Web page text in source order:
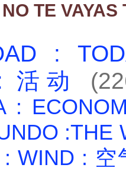
NO TE
:
活动
:
:THE
: WIND : 空